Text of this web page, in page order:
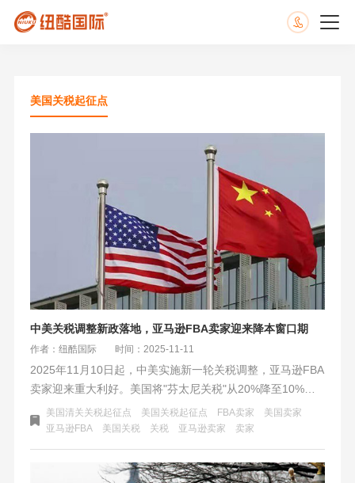
美国关税起征点
中美关税调整新政落地，亚马逊FBA卖家迎来降本窗口期
作者：纽酷国际 时间：2025-11-11
2025年11月10日起，中美实施新一轮关税调整，亚马逊FBA
卖家迎来重大利好。美国将"芬太尼关税"从20%降至10%，
并延长高额"对等关税"暂停期。这一政策直接降低大货卖家
的海运成本，部分品类关税降幅达93%，为跨境卖家提供至
2026年11月的成本优化窗口期，卖家可借此调整定价策略抢
美国清关关税起征点 美国关税起征点 FBA卖家
美国卖家
​亚马逊FBA
美国关税 关税 亚马逊卖家 卖家